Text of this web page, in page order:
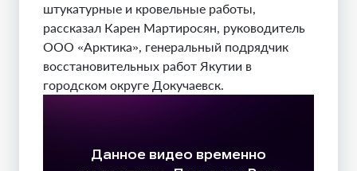
штукатурные и кровельные работы,
рассказал Карен Мартиросян, руководитель
ООО «Арктика», генеральный подрядчик
восстановительных работ Якутии в
городском округе Докучаевск.